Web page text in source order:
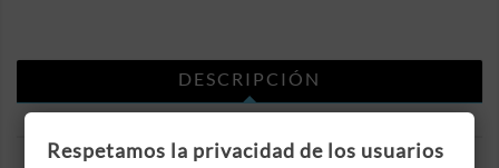
DESCRIPCIÓN
DETALLES DEL PRODUCTO
Respetamos la privacidad de los usuarios